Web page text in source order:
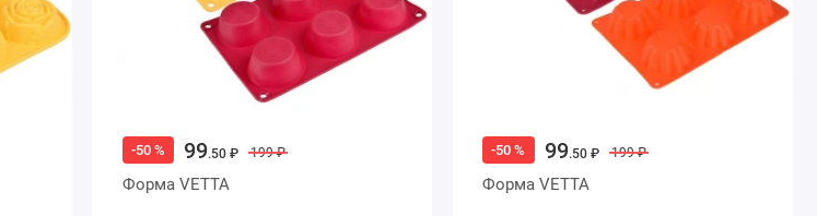
-50 % 99.50 ₽ 199 ₽
Форма VETTA
-50 % 99.50 ₽ 199 ₽
Форма VETTA